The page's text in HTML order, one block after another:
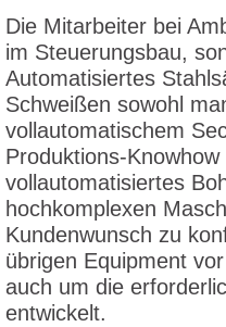
Die Mitarbeiter bei
im Steuerungsbau,
Automatisiertes
Schweißen sowohl
vollautomatischem
Produktions-
vollautomatisiertes
hochkomplexen
Kundenwunsch zu
übrigen Equipment
auch um die
entwickelt.